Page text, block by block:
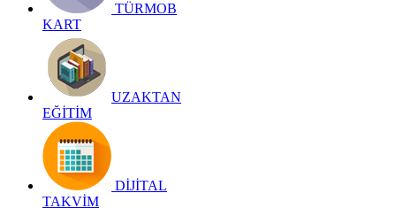
TÜRMOB
KART
UZAKTAN
EĞİTİM
DİJİTAL
TAKVİM